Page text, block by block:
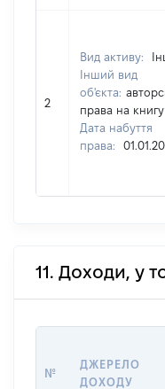
2
Вид активу:
Інший вид
об'єкта:
права на книгу
Дата набуття
права:
11. Доходи, у
№
ДЖЕРЕЛО
ДОХОДУ